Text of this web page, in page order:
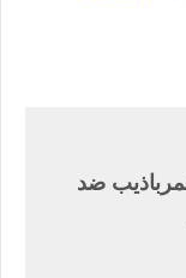
ضد